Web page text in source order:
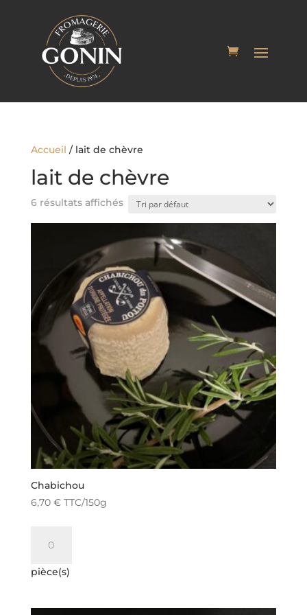
Accueil / lait de chèvre
lait de chèvre
6 résultats affichés
Chabichou
6,70 € TTC/150g
pièce(s)